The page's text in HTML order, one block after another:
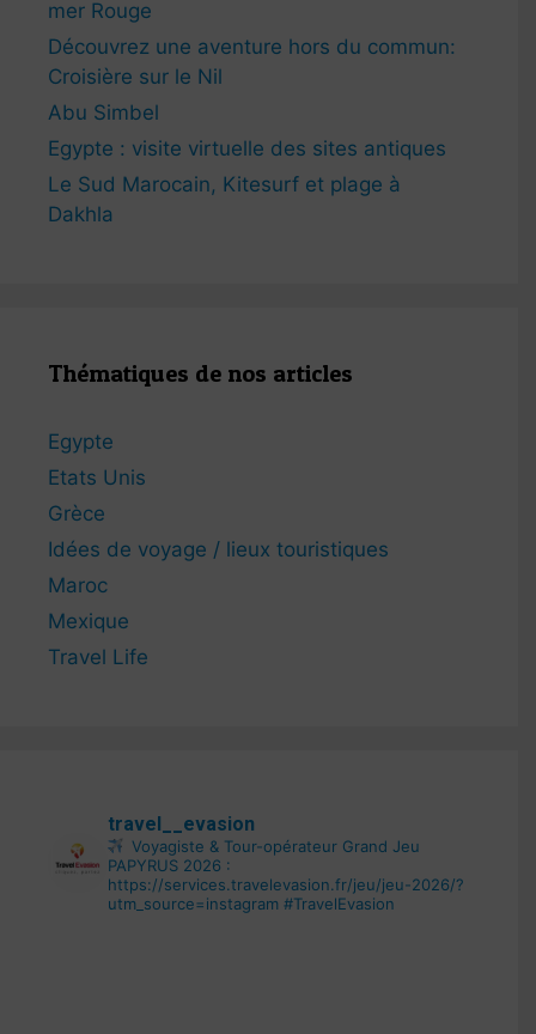
mer Rouge
Découvrez une aventure hors du commun:
Croisière sur le Nil
Abu Simbel
Egypte : visite virtuelle des sites antiques
Le Sud Marocain, Kitesurf et plage à
Dakhla
Thématiques de nos articles
Egypte
Etats Unis
Grèce
Idées de voyage / lieux touristiques
Maroc
Mexique
Travel Life
travel__evasion
Voyagiste & Tour-opérateur Grand Jeu
PAPYRUS 2026 :
https://services.travelevasion.fr/jeu/jeu-2026/?
utm_source=instagram #TravelEvasion